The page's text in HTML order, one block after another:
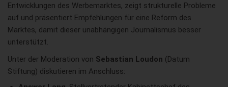
Entwicklungen des Werbemarktes, zeigt strukturelle Probleme
auf und präsentiert Empfehlungen für eine Reform des
Marktes, damit dieser unabhängigen Journalismus besser
unterstützt.
Unter der Moderation von Sebastian Loudon (Datum
Stiftung) diskutieren im Anschluss: